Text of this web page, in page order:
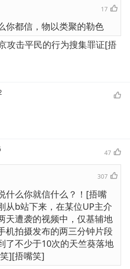
17
你都信，物以类聚的勒色
攻击平民的行为搜集罪证[捂
47
307
什么你就信什么？！[捂嘴
从b站下来，在某位UP主介
天遭袭的视频中，仅基辅地
机拍摄发布的两三分钟片段
了不少于10次的天竺葵落地
][捂嘴笑]